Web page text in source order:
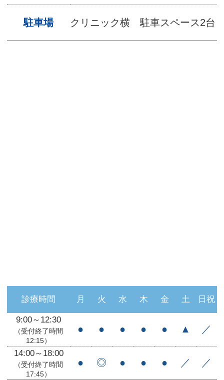
駐車場 クリニック横 駐車スペース2台
診療時間 月 火 水 木 金 土 日祝
9:00～12:30
（受付終了時間
12:15）
● ● ● ● ● ▲ ／
14:00～18:00
（受付終了時間
17:45）
● ◎ ● ● ● ／ ／